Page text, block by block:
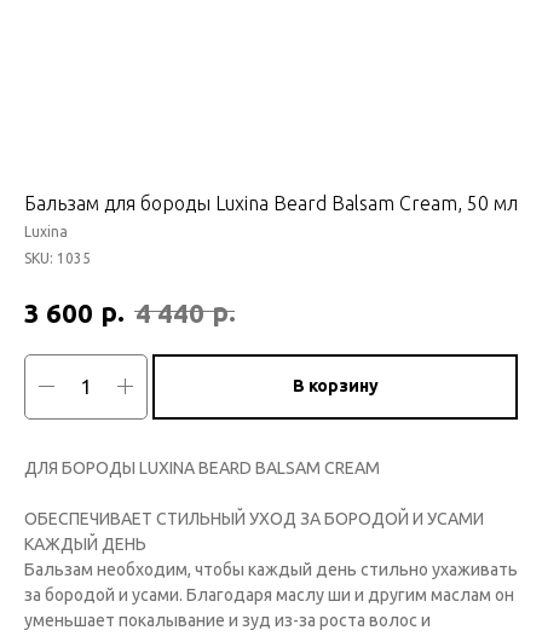
Бальзам для бороды Luxina Beard Balsam Cream, 50 мл
Luxina
SKU: 1035
3 600 р. 4 440 р.
В корзину
ДЛЯ БОРОДЫ LUXINA BEARD BALSAM CREAM
ОБЕСПЕЧИВАЕТ СТИЛЬНЫЙ УХОД ЗА БОРОДОЙ И УСАМИ
КАЖДЫЙ ДЕНЬ
Бальзам необходим, чтобы каждый день стильно ухаживать
за бородой и усами. Благодаря маслу ши и другим маслам он
уменьшает покалывание и зуд из-за роста волос и